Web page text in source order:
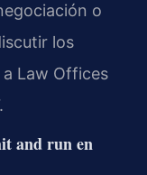
o
los
Law Offices
and run en